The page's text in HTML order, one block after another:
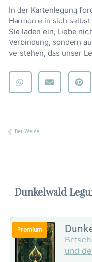
In der Kartenlegung
Harmonie in sich
Sie laden ein, Liebe
Verbindung, sondern
verstehen, das unser
Zurück
Der Weise
Dunkelwald
und